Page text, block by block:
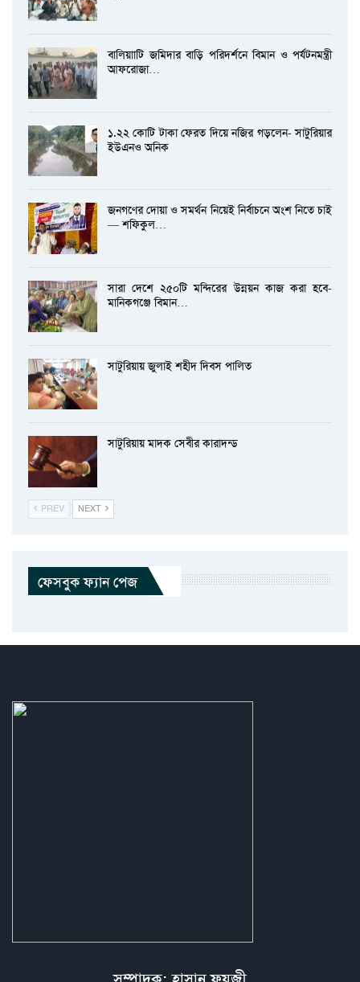
বালিয়াাটি জমিদার বাড়ি পরিদর্শনে বিমান ও পর্যটনমন্ত্রী
আফরোজা…
১.২২ কোটি টাকা ফেরত দিয়ে নজির গড়লেন- সাটুরিয়ার
ইউএনও অনিক
জনগণের দোয়া ও সমর্থন নিয়েই নির্বাচনে অংশ নিতে চাই
— শফিকুল…
সারা দেশে ২৫০টি মন্দিরের উন্নয়ন কাজ করা হবে-
মানিকগঞ্জে বিমান…
সাটুরিয়ায় জুলাই শহীদ দিবস পালিত
সাটুরিয়ায় মাদক সেবীর কারাদন্ড
PREV NEXT
ফেসবুক ফ্যান পেজ